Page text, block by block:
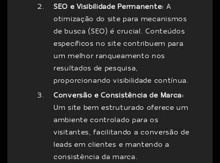
SEO e Visibilidade Permanente: A
otimização do site para mecanismos
de busca (SEO) é crucial. Conteúdos
específicos no site contribuem para
um melhor ranqueamento nos
resultados de pesquisa,
proporcionando visibilidade contínua.
Conversão e Consistência de Marca:
Um site bem estruturado oferece um
ambiente controlado para os
visitantes, facilitando a conversão de
leads em clientes e mantendo a
consistência da marca.